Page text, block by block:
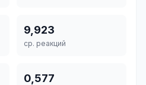
9,923
ср. реакций
0,577